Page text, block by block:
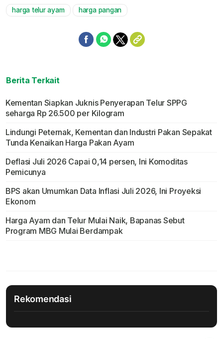
harga telur ayam harga pangan
Berita Terkait
Kementan Siapkan Juknis Penyerapan Telur SPPG
seharga Rp 26.500 per Kilogram
Lindungi Peternak, Kementan dan Industri Pakan Sepakat
Tunda Kenaikan Harga Pakan Ayam
Deflasi Juli 2026 Capai 0,14 persen, Ini Komoditas
Pemicunya
BPS akan Umumkan Data Inflasi Juli 2026, Ini Proyeksi
Ekonom
Harga Ayam dan Telur Mulai Naik, Bapanas Sebut
Program MBG Mulai Berdampak
Rekomendasi